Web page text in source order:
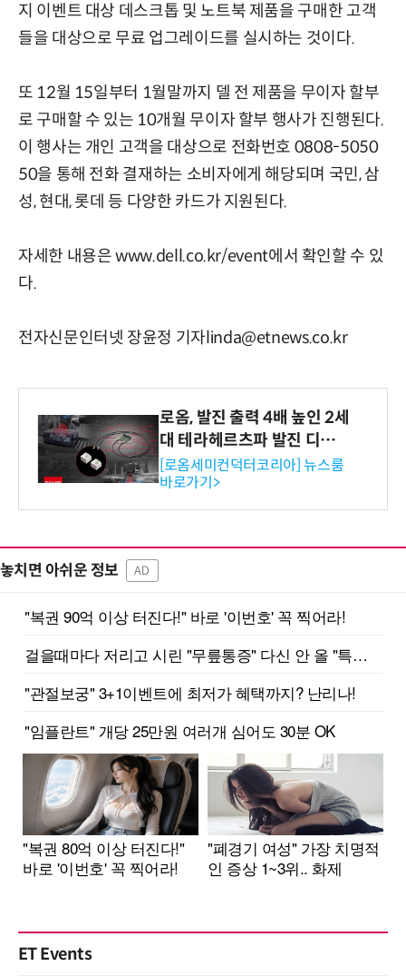
지 이벤트 대상 데스크톱 및 노트북 제품을 구매한 고객
들을 대상으로 무료 업그레이드를 실시하는 것이다.
또 12월 15일부터 1월말까지 델 전 제품을 무이자 할부
로 구매할 수 있는 10개월 무이자 할부 행사가 진행된다.
이 행사는 개인 고객을 대상으로 전화번호 0808-5050
50을 통해 전화 결재하는 소비자에게 해당되며 국민, 삼
성, 현대, 롯데 등 다양한 카드가 지원된다.
자세한 내용은 www.dell.co.kr/event에서 확인할 수 있
다.
전자신문인터넷 장윤정 기자linda@etnews.co.kr
로옴, 발진 출력 4배 높인 2세
대 테라헤르츠파 발진 디바이
스 개발
[로옴세미컨덕터코리아] 뉴스룸
바로가기>
놓치면 아쉬운 정보 AD
ET Events